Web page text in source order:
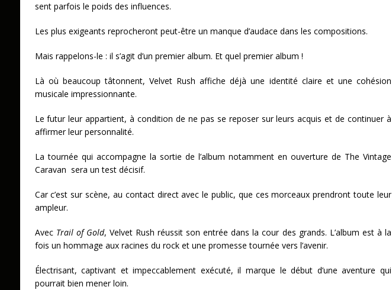
sent parfois le poids des influences.
Les plus exigeants reprocheront peut-être un manque d’audace dans les compositions.
Mais rappelons-le : il s’agit d’un premier album. Et quel premier album !
Là où beaucoup tâtonnent, Velvet Rush affiche déjà une identité claire et une cohésion
musicale impressionnante.
Le futur leur appartient, à condition de ne pas se reposer sur leurs acquis et de continuer à
affirmer leur personnalité.
La tournée qui accompagne la sortie de l’album notamment en ouverture de The Vintage
Caravan sera un test décisif.
Car c’est sur scène, au contact direct avec le public, que ces morceaux prendront toute leur
ampleur.
Avec Trail of Gold, Velvet Rush réussit son entrée dans la cour des grands. L’album est à la
fois un hommage aux racines du rock et une promesse tournée vers l’avenir.
Électrisant, captivant et impeccablement exécuté, il marque le début d’une aventure qui
pourrait bien mener loin.